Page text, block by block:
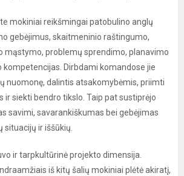
mokiniai reikšmingai patobulino anglų
gebėjimus, skaitmeninio raštingumo,
mąstymo, problemų sprendimo, planavimo
Dirbdami komandose jie
nuomonę, dalintis atsakomybėmis, priimti
ir siekti bendro tikslo. Taip pat sustiprėjo
savimi, savarankiškumas bei gebėjimas
ir iššūkių.
ir tarpkultūrinė projekto dimensija.
iš kitų šalių mokiniai plėtė akiratį,